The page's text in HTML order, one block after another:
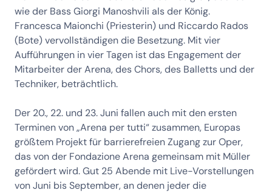
wie der Bass Giorgi Manoshvili als der König.
Francesca Maionchi (Priesterin) und Riccardo Rados
(Bote) vervollständigen die Besetzung. Mit vier
Aufführungen in vier Tagen ist das Engagement der
Mitarbeiter der Arena, des Chors, des Balletts und der
Techniker, beträchtlich.
Der 20., 22. und 23. Juni fallen auch mit den ersten
Terminen von „Arena per tutti“ zusammen, Europas
größtem Projekt für barrierefreien Zugang zur Oper,
das von der Fondazione Arena gemeinsam mit Müller
gefördert wird. Gut 25 Abende mit Live-Vorstellungen
von Juni bis September, an denen jeder die